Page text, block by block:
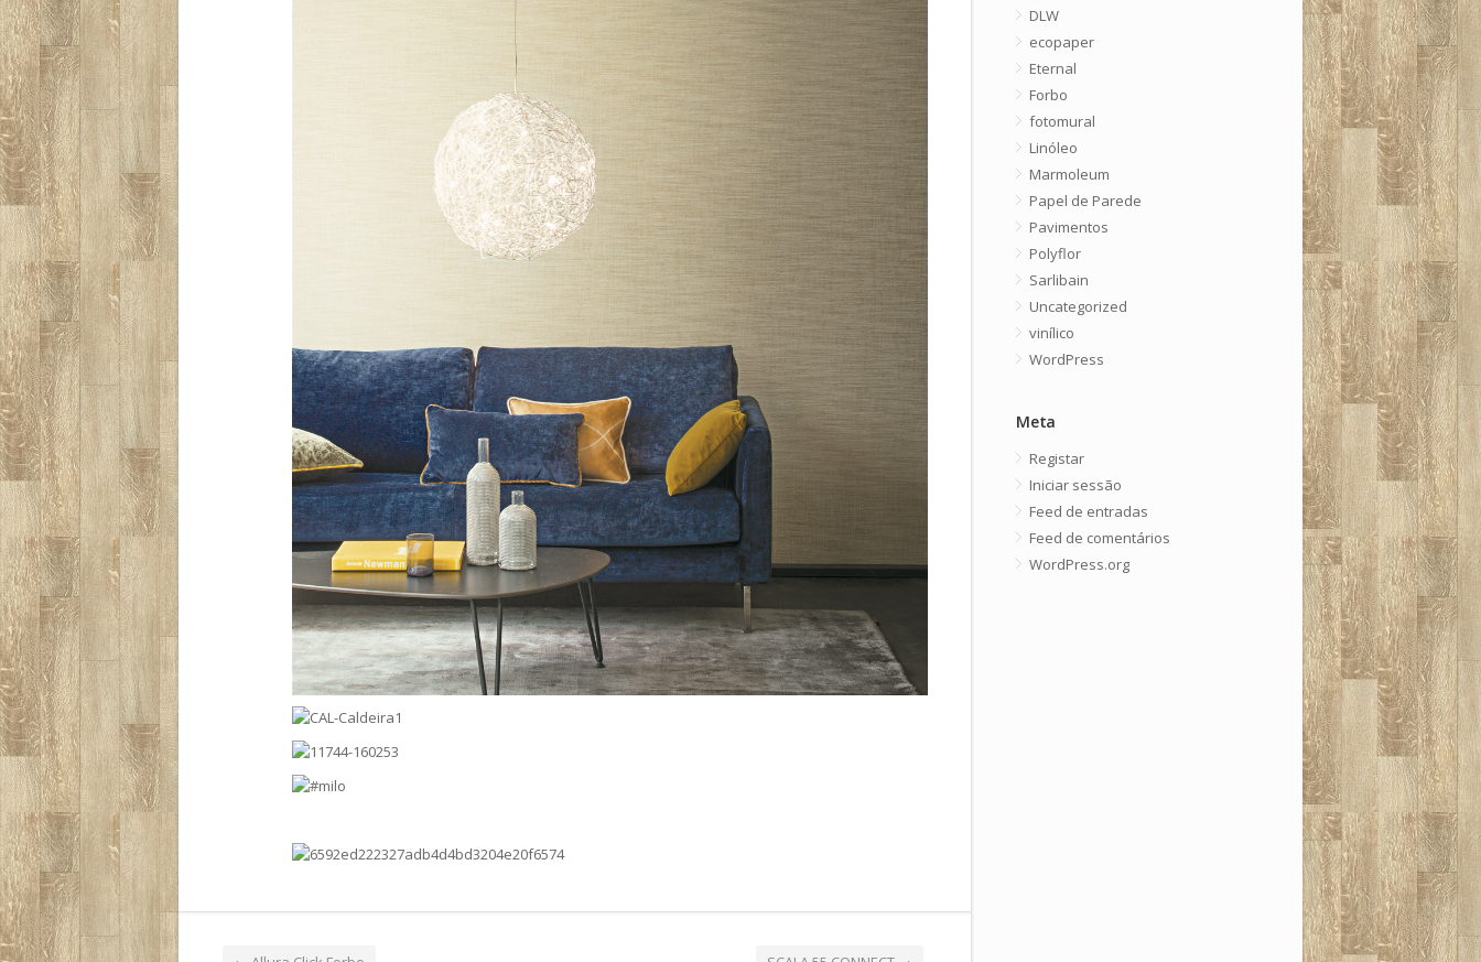
DLW
ecopaper
Eternal
Forbo
fotomural
Linóleo
Marmoleum
Papel de Parede
Pavimentos
Polyflor
Sarlibain
Uncategorized
vinílico
WordPress
Meta
Registar
Iniciar sessão
Feed de entradas
Feed de comentários
WordPress.org